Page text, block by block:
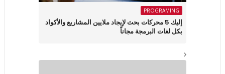
PROGRAMING
إليك 5 محركات بحث لإيجاد ملايين المشاريع والأكواد
بكل لغات البرمجة مجاناً